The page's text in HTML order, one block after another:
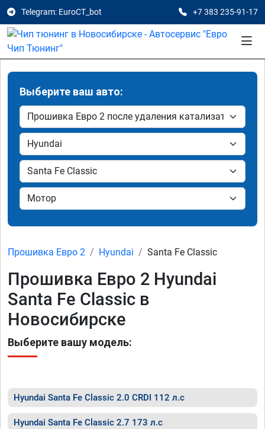
Telegram: EuroCT_bot +7 383 235-91-17
Выберите ваш авто:
Прошивка Евро 2 Hyundai Santa Fe Classic
Прошивка Евро 2 Hyundai
Santa Fe Classic в
Новосибирске
Выберите вашу модель:
Hyundai Santa Fe Classic 2.0 CRDI 112 л.с
Hyundai Santa Fe Classic 2.7 173 л.с